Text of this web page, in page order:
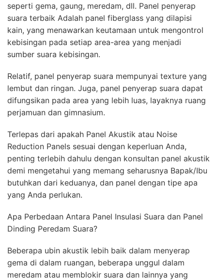
seperti gema, gaung, meredam, dll. Panel penyerap
suara terbaik Adalah panel fiberglass yang dilapisi
kain, yang menawarkan keutamaan untuk mengontrol
kebisingan pada setiap area-area yang menjadi
sumber suara kebisingan.
Relatif, panel penyerap suara mempunyai texture yang
lembut dan ringan. Juga, panel penyerap suara dapat
difungsikan pada area yang lebih luas, layaknya ruang
perjamuan dan gimnasium.
Terlepas dari apakah Panel Akustik atau Noise
Reduction Panels sesuai dengan keperluan Anda,
penting terlebih dahulu dengan konsultan panel akustik
demi mengetahui yang memang seharusnya Bapak/Ibu
butuhkan dari keduanya, dan panel dengan tipe apa
yang Anda perlukan.
Apa Perbedaan Antara Panel Insulasi Suara dan Panel
Dinding Peredam Suara?
Beberapa ubin akustik lebih baik dalam menyerap
gema di dalam ruangan, beberapa unggul dalam
meredam atau memblokir suara dan lainnya yang